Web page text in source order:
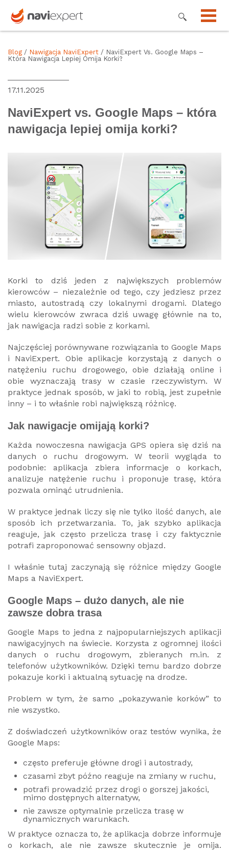
Blog / Nawigacja NaviExpert / NaviExpert Vs. Google Maps –
Która Nawigacja Lepiej Omija Korki?
17.11.2025
NaviExpert vs. Google Maps – która
nawigacja lepiej omija korki?
Korki to dziś jeden z największych problemów
kierowców – niezależnie od tego, czy jedziesz przez
miasto, autostradą czy lokalnymi drogami. Dlatego
wielu kierowców zwraca dziś uwagę głównie na to,
jak nawigacja radzi sobie z korkami.
Najczęściej porównywane rozwiązania to Google Maps
i NaviExpert. Obie aplikacje korzystają z danych o
natężeniu ruchu drogowego, obie działają online i
obie wyznaczają trasy w czasie rzeczywistym. W
praktyce jednak sposób, w jaki to robią, jest zupełnie
inny – i to właśnie robi największą różnicę.
Jak nawigacje omijają korki?
Każda nowoczesna nawigacja GPS opiera się dziś na
danych o ruchu drogowym. W teorii wygląda to
podobnie: aplikacja zbiera informacje o korkach,
analizuje natężenie ruchu i proponuje trasę, która
pozwala ominąć utrudnienia.
W praktyce jednak liczy się nie tylko ilość danych, ale
sposób ich przetwarzania. To, jak szybko aplikacja
reaguje, jak często przelicza trasę i czy faktycznie
potrafi zaproponować sensowny objazd.
I właśnie tutaj zaczynają się różnice między Google
Maps a NaviExpert.
Google Maps – dużo danych, ale nie
zawsze dobra trasa
Google Maps to jedna z najpopularniejszych aplikacji
nawigacyjnych na świecie. Korzysta z ogromnej ilości
danych o ruchu drogowym, zbieranych m.in. z
telefonów użytkowników. Dzięki temu bardzo dobrze
pokazuje korki i aktualną sytuację na drodze.
Problem w tym, że samo „pokazywanie korków” to
nie wszystko.
Z doświadczeń użytkowników oraz testów wynika, że
Google Maps:
często preferuje główne drogi i autostrady,
czasami zbyt późno reaguje na zmiany w ruchu,
potrafi prowadzić przez drogi o gorszej jakości,
mimo dostępnych alternatyw,
nie zawsze optymalnie przelicza trasę w
dynamicznych warunkach.
W praktyce oznacza to, że aplikacja dobrze informuje
o korkach, ale nie zawsze skutecznie je omija.